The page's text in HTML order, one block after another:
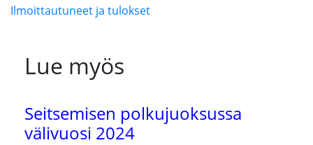
Ilmoittautuneet ja tulokset
Lue myös
Seitsemisen polkujuoksussa
välivuosi 2024